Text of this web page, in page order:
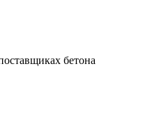
бетона